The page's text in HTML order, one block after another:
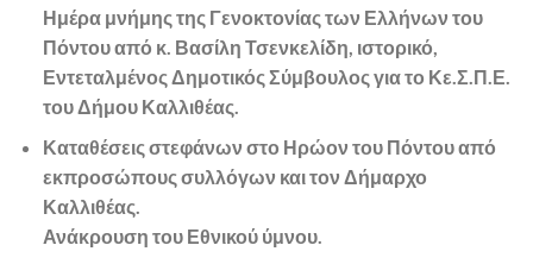
Ημέρα μνήμης της Γενοκτονίας των Ελλήνων του
Πόντου από κ. Βασίλη Τσενκελίδη, ιστορικό,
Εντεταλμένος Δημοτικός Σύμβουλος για το Κε.Σ.Π.Ε.
του Δήμου Καλλιθέας.
Καταθέσεις στεφάνων στο Ηρώον του Πόντου από
εκπροσώπους συλλόγων και τον Δήμαρχο
Καλλιθέας.
Ανάκρουση του Εθνικού ύμνου.